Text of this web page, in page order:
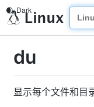
du
显示每个文件和目